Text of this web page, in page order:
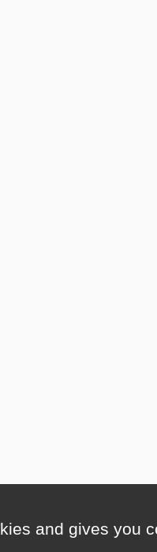
and gives you